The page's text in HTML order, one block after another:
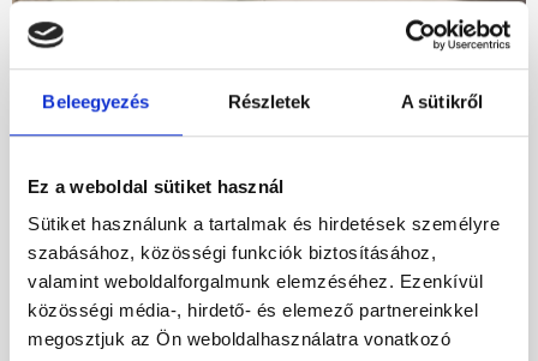
Beleegyezés Részletek A sütikről
Ez a weboldal sütiket használ
Sütiket használunk a tartalmak és hirdetések személyre
szabásához, közösségi funkciók biztosításához,
valamint weboldalforgalmunk elemzéséhez. Ezenkívül
közösségi média-, hirdető- és elemező partnereinkkel
megosztjuk az Ön weboldalhasználatra vonatkozó
Radaway Torrenta DWJ 90B balos zuhanykabin átlátszó
194 000 Ft
194
000 Ft.
99
000 Ft.
-54%